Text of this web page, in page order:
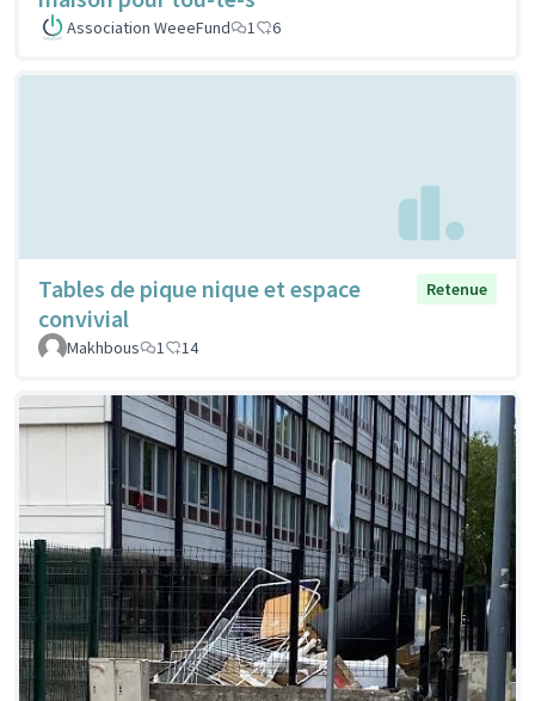
Association WeeeFund 1 6
Tables de pique nique et espace
convivial
Retenue
Makhbous 1 14